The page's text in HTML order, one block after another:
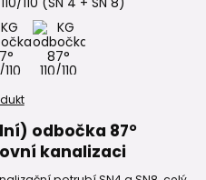
odbočka 87°
kanalizaci